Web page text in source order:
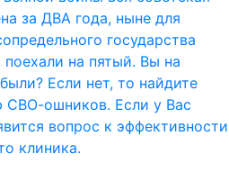
за ДВА года, ныне для
государства
на пятый. Вы на
Если нет, то найдите
СВО-ошников. Если у Вас
вопрос к эффективности
клиника.